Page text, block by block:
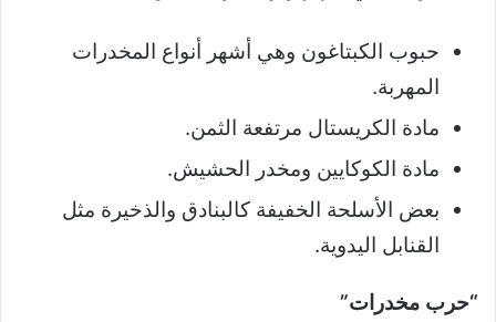
حبوب الكبتاغون وهي أشهر أنواع المخدرات
المهربة.
مادة الكريستال مرتفعة الثمن.
مادة الكوكايين ومخدر الحشيش.
بعض الأسلحة الخفيفة كالبنادق والذخيرة مثل
القنابل اليدوية.
“حرب مخدرات”